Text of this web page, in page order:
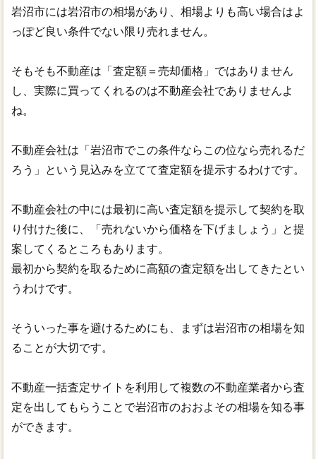
岩沼市には岩沼市の相場があり、相場よりも高い場合はよ
っぽど良い条件でない限り売れません。
そもそも不動産は「査定額＝売却価格」ではありません
し、実際に買ってくれるのは不動産会社でありませんよ
ね。
不動産会社は「岩沼市でこの条件ならこの位なら売れるだ
ろう」という見込みを立てて査定額を提示するわけです。
不動産会社の中には最初に高い査定額を提示して契約を取
り付けた後に、「売れないから価格を下げましょう」と提
案してくるところもあります。
最初から契約を取るために高額の査定額を出してきたとい
うわけです。
そういった事を避けるためにも、まずは岩沼市の相場を知
ることが大切です。
不動産一括査定サイトを利用して複数の不動産業者から査
定を出してもらうことで岩沼市のおおよその相場を知る事
ができます。